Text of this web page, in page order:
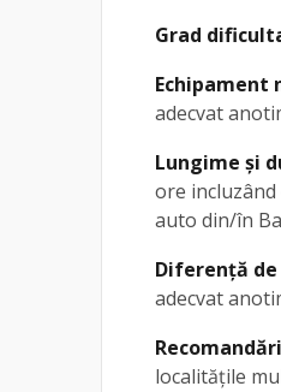
Grad
Echipament
adecvat
Lungime și
ore
auto din/în
Diferență
adecvat
Recomandări
localitățile